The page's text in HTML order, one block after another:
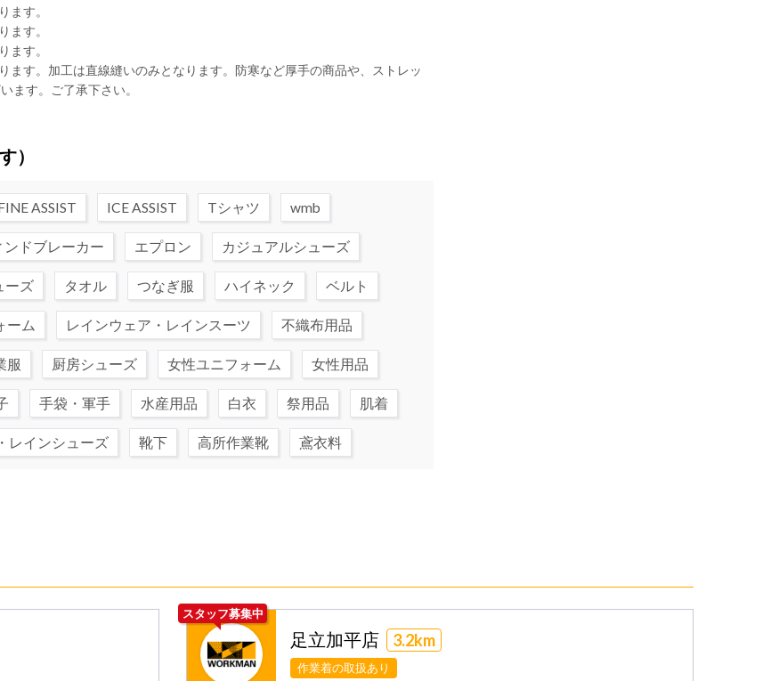
ます。
ます。
ます。
す。加工は直線縫いのみとなります。防寒など厚手の商品や、ストレッ
ます。ご了承下さい。
）
ASSIST ICE ASSIST Tシャツ wmb
ンドブレーカー エプロン カジュアルシューズ
ーズ タオル つなぎ服 ハイネック ベルト
ーム レインウェア・レインスーツ 不織布用品
服 厨房シューズ 女性ユニフォーム 女性用品
手袋・軍手 水産用品 白衣 祭用品 肌着
レインシューズ 靴下 高所作業靴 鳶衣料
スタッフ募集中
足立加平店 3.2km
作業着の取扱あり